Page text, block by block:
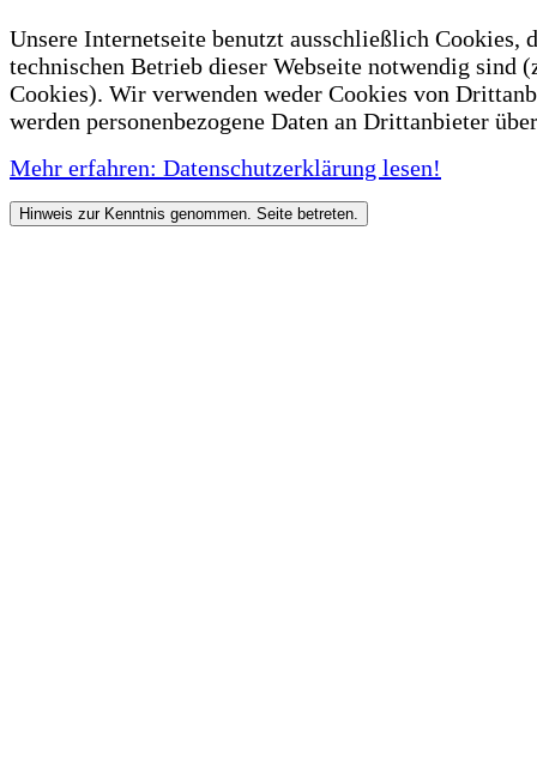
Unsere Internetseite benutzt ausschließlich Cookies,
technischen Betrieb dieser Webseite notwendig sind
Cookies). Wir verwenden weder Cookies von
werden personenbezogene Daten an Drittanbieter
Mehr erfahren: Datenschutzerklärung lesen!
Hinweis zur Kenntnis genommen. Seite betreten.